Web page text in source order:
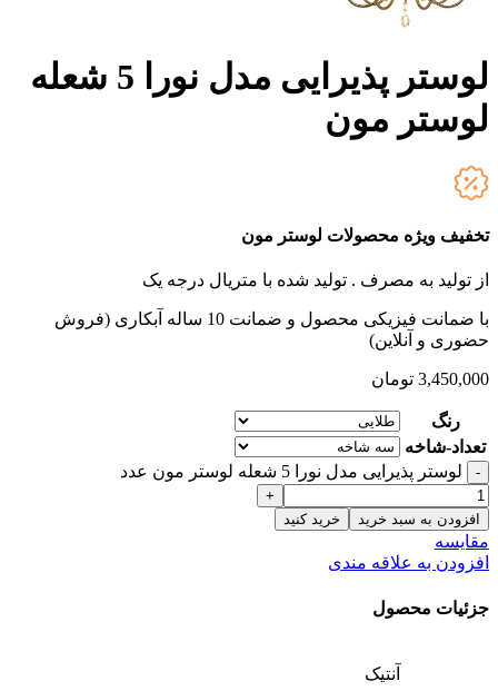
لوستر پذیرایی مدل نورا 5 شعله
لوستر مون
تخفیف ویژه محصولات لوستر مون
از تولید به مصرف . تولید شده با متریال درجه یک
با ضمانت فیزیکی محصول و ضمانت 10 ساله آبکاری (فروش
حضوری و آنلاین)
3,450,000 تومان
رنگ
تعداد-شاخه
لوستر پذیرایی مدل نورا 5 شعله لوستر مون عدد
افزودن به سبد خرید خرید کنید
مقایسه
افزودن به علاقه مندی
جزئیات محصول
آنتیک